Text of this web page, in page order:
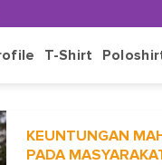
T-Shirt
KEUNTUNGAN
PADA